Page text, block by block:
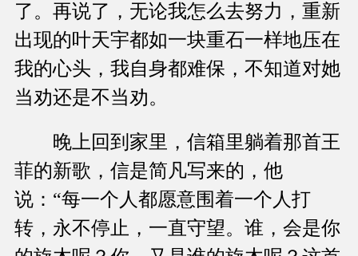
了。再说了，无论我怎么去努力，重新
出现的叶天宇都如一块重石一样地压在
我的心头，我自身都难保，不知道对她
当劝还是不当劝。
晚上回到家里，信箱里躺着那首王
菲的新歌，信是简凡写来的，他
说：“每一个人都愿意围着一个人打
转，永不停止，一直守望。谁，会是你